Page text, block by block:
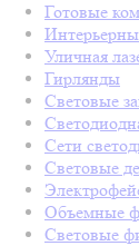
Готовые
Уличная
Гирлянды
Световые
Сети
Световые
Объемные
Световые